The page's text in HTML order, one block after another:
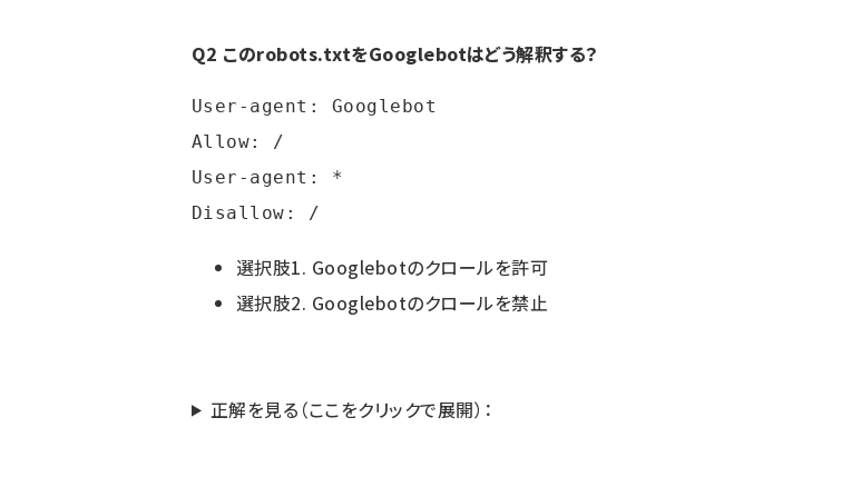
Q2 このrobots.txtをGooglebotはどう解釈する？
User-agent: Googlebot
Allow: /
User-agent: *
選択肢1. Googlebotのクロールを許可
選択肢2. Googlebotのクロールを禁止
正解を見る（ここをクリックで展開）：